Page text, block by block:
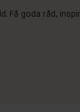
Få goda råd,